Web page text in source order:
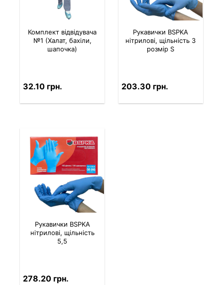
Комплект вiдвiдувача
№1 (Халат, бахіли,
шапочка)
32.10 грн.
Рукавички BSPKA
нітрилові, щільність 3
розмір S
203.30 грн.
Рукавички BSPKA
нітрилові, щільність
5,5
278.20 грн.